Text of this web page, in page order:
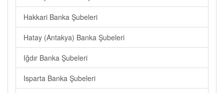
Hakkari Banka Şubeleri
Hatay (Antakya) Banka Şubeleri
Iğdır Banka Şubeleri
Isparta Banka Şubeleri